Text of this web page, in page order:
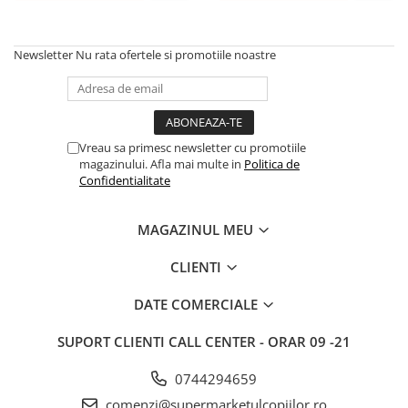
Geci Copii
Carucioare si articole transport
Carucioare
Marsupii si hamuri bebe
Scaune auto copii
Centre de activitati
Jucarii zornaitoare
Jocuri si jucarii educative
Jucarii interactive
Newsletter Nu rata ofertele si promotiile noastre
Vreau sa primesc newsletter cu promotiile
magazinului. Afla mai multe in Politica de
Confidentialitate
MAGAZINUL MEU
CLIENTI
DATE COMERCIALE
SUPORT CLIENTI CALL CENTER - ORAR 09 -21
0744294659
comenzi@supermarketulcopiilor.ro